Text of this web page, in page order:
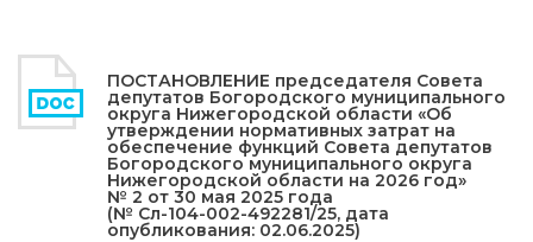
ПОСТАНОВЛЕНИЕ председателя Совета
депутатов Богородского муниципального
округа Нижегородской области «Об
утверждении нормативных затрат на
обеспечение функций Совета депутатов
Богородского муниципального округа
Нижегородской области на 2026 год»
№ 2 от 30 мая 2025 года
(№ Сл-104-002-492281/25, дата
опубликования: 02.06.2025)